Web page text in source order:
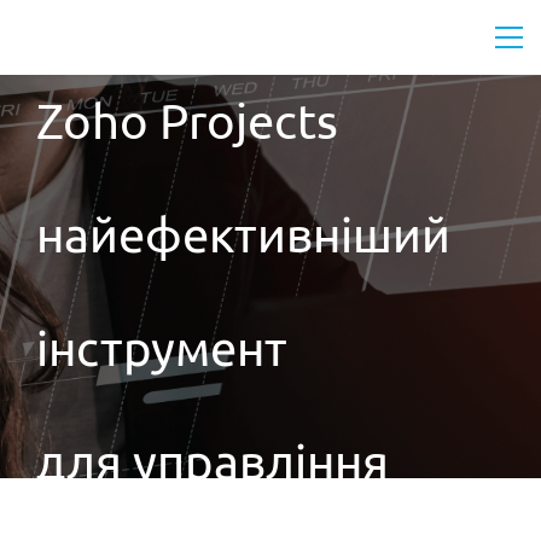
Zoho Projects
найефективніший
інструмент
для управління